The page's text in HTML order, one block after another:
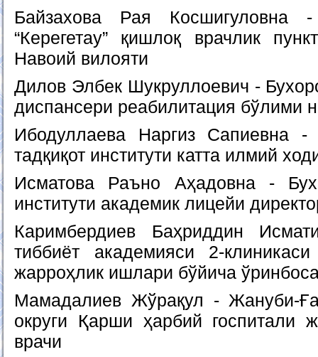
Байзахова Рая Косшигуловна
“Керегетау” қишлоқ врачлик
Навоий вилояти
Дилов Элбек Шукруллоевич -
диспансери реабилитация бўлими
Ибодуллаева Наргиз Сапиевна -
тадқиқот институти катта илмий
Исматова Раъно Аҳадовна -
институти академик лицейи
Каримбердиев Баҳриддин
тиббиёт академияси 2-
жарроҳлик ишлари бўйича
Мамадалиев Жўрақул - Жануби-
округи Қарши ҳарбий госпитали
врачи